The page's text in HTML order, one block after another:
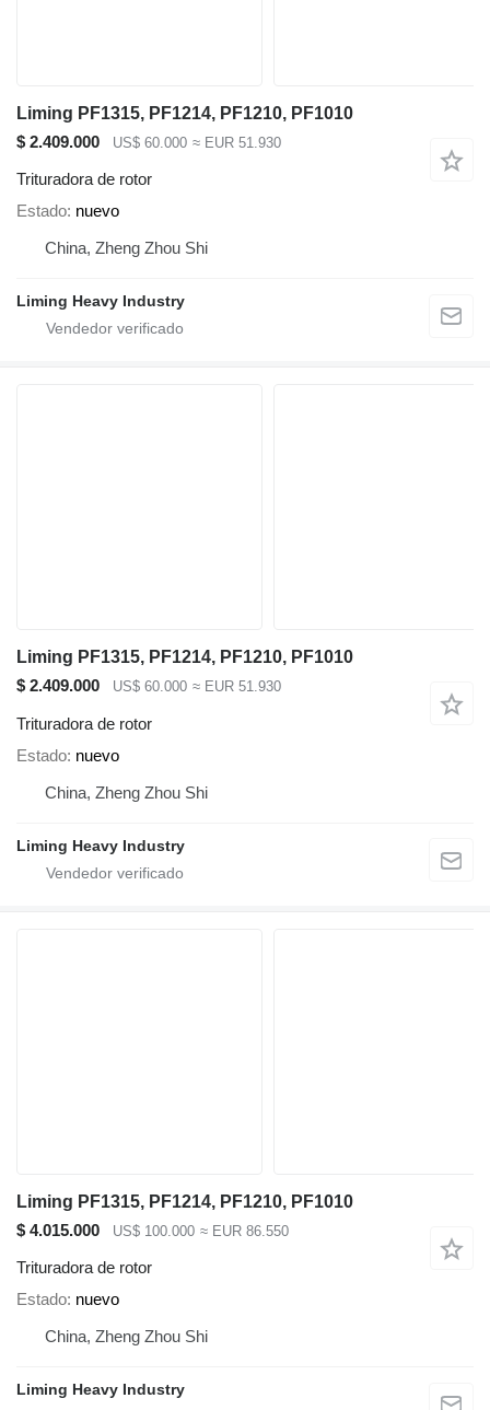
Liming PF1315, PF1214, PF1210, PF1010
$ 2.409.000
US$ 60.000 ≈ EUR 51.930
Trituradora de rotor
Estado nuevo
China, Zheng Zhou Shi
Liming Heavy Industry
Liming PF1315, PF1214, PF1210, PF1010
$ 2.409.000
US$ 60.000 ≈ EUR 51.930
Trituradora de rotor
Estado nuevo
China, Zheng Zhou Shi
Liming Heavy Industry
Liming PF1315, PF1214, PF1210, PF1010
$ 4.015.000
US$ 100.000 ≈ EUR 86.550
Trituradora de rotor
Estado nuevo
China, Zheng Zhou Shi
Liming Heavy Industry